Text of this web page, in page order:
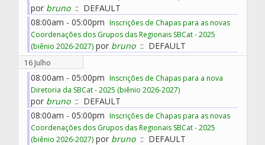
por bruno:: DEFAULT
08:00am - 05:00pm Inscrições de Chapas para as novas
Coordenações dos Grupos das Regionais SBCat - 2025
(biênio 2026-2027) por bruno:: DEFAULT
16 Julho
08:00am - 05:00pm Inscrições de Chapas para a nova
Diretoria da SBCat - 2025 (biênio 2026-2027)
por bruno:: DEFAULT
08:00am - 05:00pm Inscrições de Chapas para as novas
Coordenações dos Grupos das Regionais SBCat - 2025
(biênio 2026-2027) por bruno:: DEFAULT